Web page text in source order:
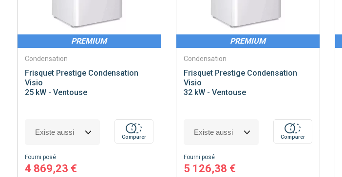
PREMIUM
Condensation
Frisquet Prestige Condensation
Visio
25 kW - Ventouse
Comparer
Fourni posé
4 869,23 €
PREMIUM
Condensation
FrisquetPrestige Condensation
Visio
32 kW - Ventouse
Comparer
Fourni posé
5 126,38 €